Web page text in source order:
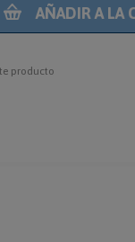
AÑADIR A LA
producto